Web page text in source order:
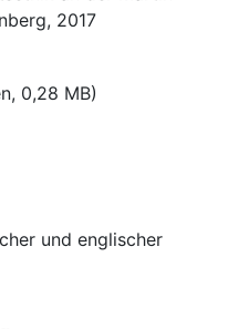
2017
0,28 MB)
und englischer